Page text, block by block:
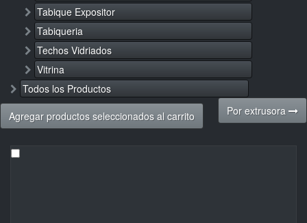
Tabique Expositor
Tabiqueria
Techos Vidriados
Vitrina
Todos los Productos
Agregar productos seleccionados al carrito
Por extrusora